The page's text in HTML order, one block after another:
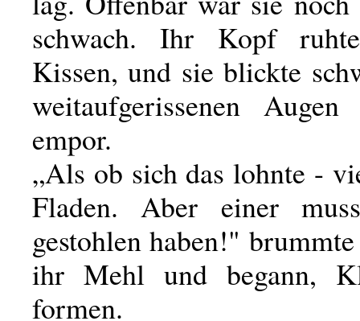
schwach. Ihr Kopf
Kissen, und sie blickte
weitaufgerissenen
empor.
„Als ob sich das lohnte -
Fladen. Aber einer
gestohlen haben!"
ihr Mehl und begann,
formen.